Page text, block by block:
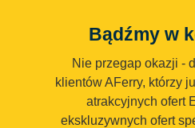
Bądźmy w
Nie przegap okazji -
klientów AFerry, którzy
atrakcyjnych ofert
ekskluzywnych ofert